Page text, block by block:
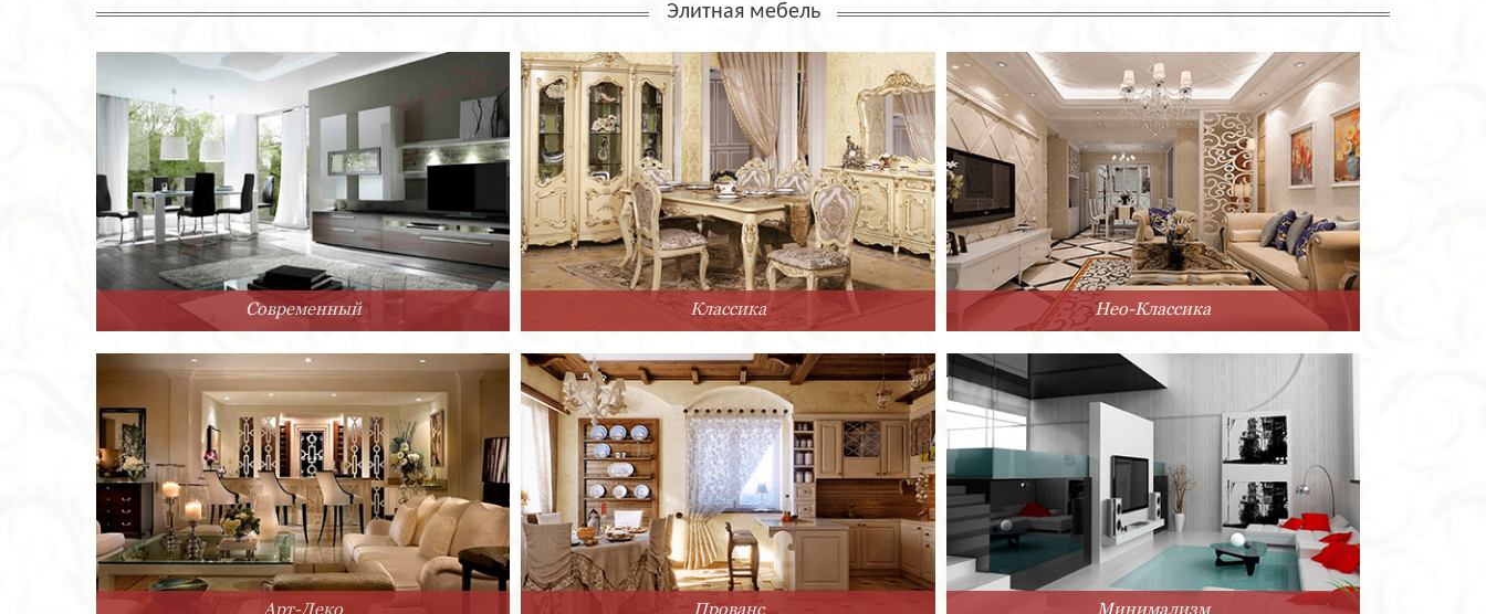
Элитная мебель
Современный Классика Нео-Классика
Арт-Деко Прованс Минимализм